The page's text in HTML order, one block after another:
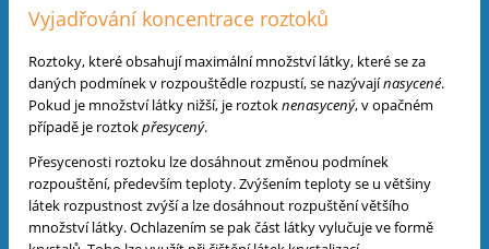
Vyjadřování koncentrace roztoků
Roztoky, které obsahují maximální množství látky, které se za
daných podmínek v rozpouštědle rozpustí, se nazývajínasycené.
Pokud je množství látky nižší, je roztoknenasycený, v opačném
případě je roztokpřesycený.
Přesycenosti roztoku lze dosáhnout změnou podmínek
rozpouštění, především teploty. Zvýšením teploty se u většiny
látek rozpustnost zvýší a lze dosáhnout rozpuštění většího
množství látky. Ochlazením se pak část látky vylučuje ve formě